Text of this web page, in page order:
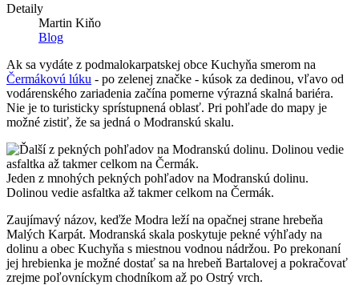
Detaily
Martin Kiňo
Blog
Ak sa vydáte z podmalokarpatskej obce Kuchyňa smerom na
Čermákovú lúku - po zelenej značke - kúsok za dedinou, vľavo od
vodárenského zariadenia začína pomerne výrazná skalná bariéra.
Nie je to turisticky sprístupnená oblasť. Pri pohľade do mapy je
možné zistiť, že sa jedná o Modranskú skalu.
Jeden z mnohých pekných pohľadov na Modranskú dolinu.
Dolinou vedie asfaltka až takmer celkom na Čermák.
Zaujímavý názov, keďže Modra leží na opačnej strane hrebeňa
Malých Karpát. Modranská skala poskytuje pekné výhľady na
dolinu a obec Kuchyňa s miestnou vodnou nádržou. Po prekonaní
jej hrebienka je možné dostať sa na hrebeň Bartalovej a pokračovať
zrejme poľovníckym chodníkom až po Ostrý vrch.